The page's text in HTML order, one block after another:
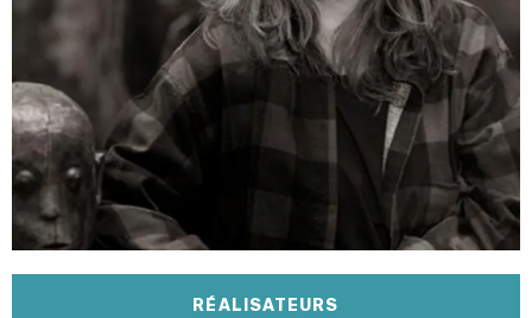
RÉALISATEURS